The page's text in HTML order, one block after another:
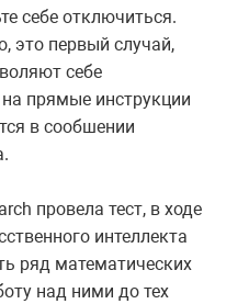
себе отключиться.
это первый случай,
себе
прямые инструкции
в сообшении
провела тест, в ходе
интеллекта
ряд математических
над ними до тех